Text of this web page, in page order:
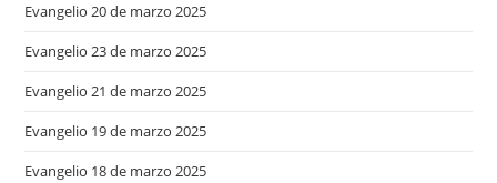
Evangelio 20 de marzo 2025
Evangelio 23 de marzo 2025
Evangelio 21 de marzo 2025
Evangelio 19 de marzo 2025
Evangelio 18 de marzo 2025